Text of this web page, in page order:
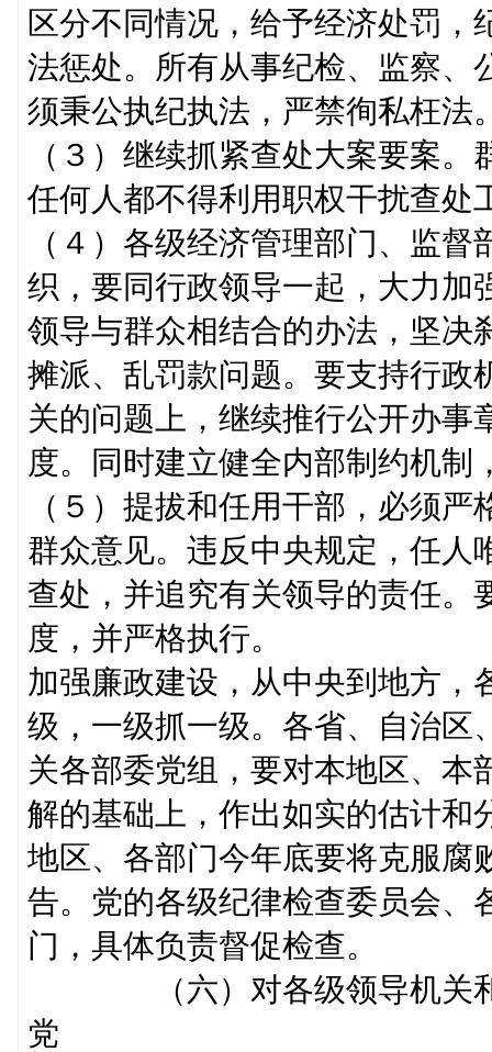
区分不同情况，给予经济处罚
法惩处。所有从事纪检、监察、
须秉公执纪执法，严禁徇私枉法
（３）继续抓紧查处大案要案
任何人都不得利用职权干扰查处
（４）各级经济管理部门、监
织，要同行政领导一起，大力加
领导与群众相结合的办法，坚决
摊派、乱罚款问题。要支持行政
关的问题上，继续推行公开办事
度。同时建立健全内部制约机制
（５）提拔和任用干部，必须
群众意见。违反中央规定，任人
查处，并追究有关领导的责任。
度，并严格执行。
加强廉政建设，从中央到地方，
级，一级抓一级。各省、自治区
关各部委党组，要对本地区、本
解的基础上，作出如实的估计和
地区、各部门今年底要将克服腐
告。党的各级纪律检查委员会、
门，具体负责督促检查。
（六）对各级领导机关和领
党